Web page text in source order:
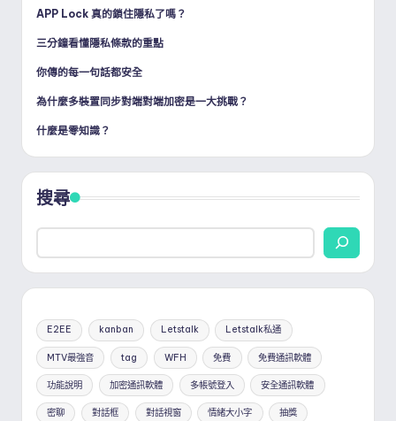
分
頁
APP Lock 真的鎖住隱私了嗎？
三分鐘看懂隱私條款的重點
你傳的每一句話都安全
為什麼多裝置同步對端對端加密是一大挑戰？
什麼是零知識？
搜尋
E2EE kanban Letstalk Letstalk私通
MTV最強音 tag WFH 免費 免費通訊軟體
功能說明 加密通訊軟體 多帳號登入 安全通訊軟體
密聊 對話框 對話視窗 情緒大小字 抽獎